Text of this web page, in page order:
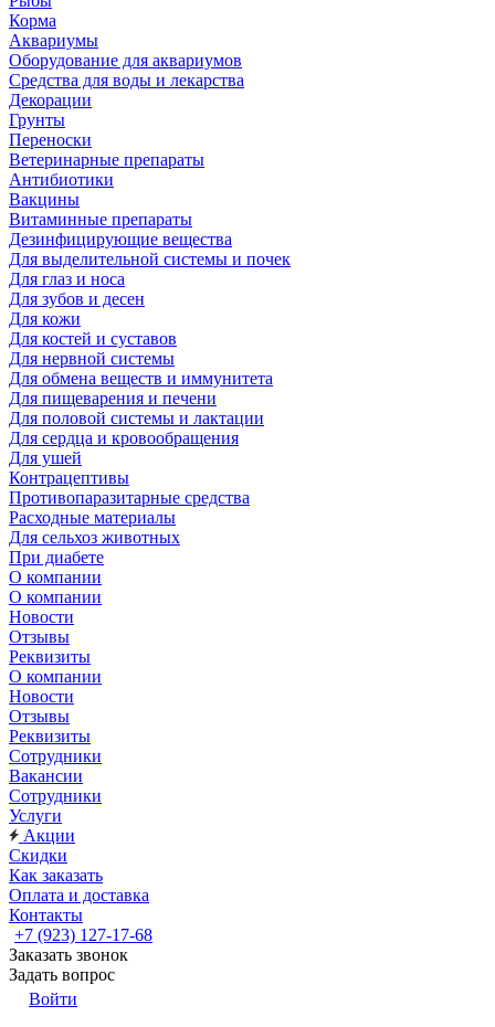
Корма
Аквариумы
Оборудование для аквариумов
Средства для воды и лекарства
Декорации
Грунты
Переноски
Ветеринарные препараты
Антибиотики
Вакцины
Витаминные препараты
Дезинфицирующие вещества
Для выделительной системы и почек
Для глаз и носа
Для зубов и десен
Для кожи
Для костей и суставов
Для нервной системы
Для обмена веществ и иммунитета
Для пищеварения и печени
Для половой системы и лактации
Для сердца и кровообращения
Для ушей
Контрацептивы
Противопаразитарные средства
Расходные материалы
Для сельхоз животных
При диабете
О компании
О компании
Новости
Отзывы
Реквизиты
О компании
Новости
Отзывы
Реквизиты
Сотрудники
Вакансии
Сотрудники
Услуги
Акции
Скидки
Как заказать
Оплата и доставка
Контакты
+7 (923) 127-17-68
Заказать звонок
Задать вопрос
Войти